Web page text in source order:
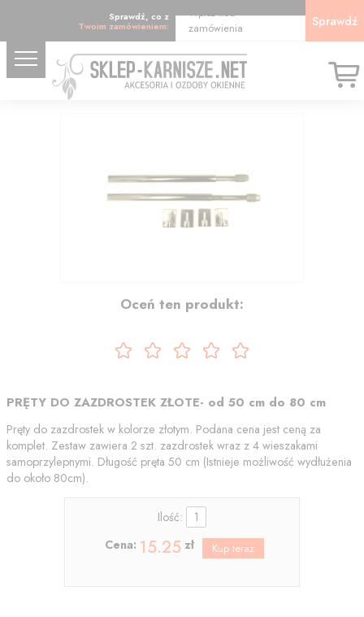
Sprawdź, co z
Twoim zamówieniem:
Wpisz kod
zamówienia
Sprawdź
Oceń ten produkt:
PRĘTY DO ZAZDROSTEK ZŁOTE- od 50 cm do 80 cm
Pręty do zazdrostek w kolorze złotym. Podana cena jest ceną za
komplet. Zestaw zawiera 2 szt. zazdrostek wraz z 4 wieszakami
samoprzylepnymi. Długość pręta 50 cm (Istnieje możliwość wydłużenia
do około 80cm).
Ilość:
Cena: 15.25 zł